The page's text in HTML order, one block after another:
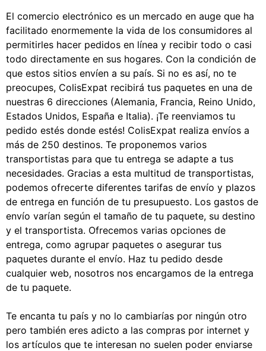
El comercio electrónico es un mercado en auge que ha
facilitado enormemente la vida de los consumidores al
permitirles hacer pedidos en línea y recibir todo o casi
todo directamente en sus hogares. Con la condición de
que estos sitios envíen a su país. Si no es así, no te
preocupes, ColisExpat recibirá tus paquetes en una de
nuestras 6 direcciones (Alemania, Francia, Reino Unido,
Estados Unidos, España e Italia). ¡Te reenviamos tu
pedido estés donde estés! ColisExpat realiza envíos a
más de 250 destinos. Te proponemos varios
transportistas para que tu entrega se adapte a tus
necesidades. Gracias a esta multitud de transportistas,
podemos ofrecerte diferentes tarifas de envío y plazos
de entrega en función de tu presupuesto. Los gastos de
envío varían según el tamaño de tu paquete, su destino
y el transportista. Ofrecemos varias opciones de
entrega, como agrupar paquetes o asegurar tus
paquetes durante el envío. Haz tu pedido desde
cualquier web, nosotros nos encargamos de la entrega
de tu paquete.
Te encanta tu país y no lo cambiarías por ningún otro
pero también eres adicto a las compras por internet y
los artículos que te interesan no suelen poder enviarse